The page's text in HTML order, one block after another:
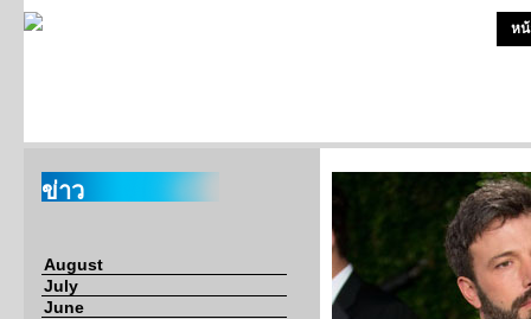
หน้
ข่าว
August
July
June